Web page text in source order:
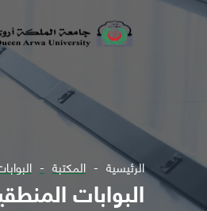
الرئيسية المكتبة
البوابات